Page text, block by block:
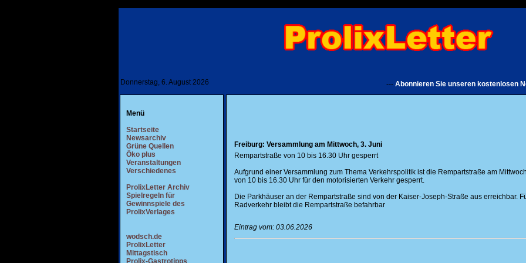
Donnerstag, 6. August 2026 Abonnieren Sie unseren kostenlosen
Menü
Startseite
Newsarchiv
Grüne Quellen
Öko plus
Veranstaltungen
Verschiedenes
ProlixLetter Archiv
Spielregeln für
Gewinnspiele des
ProlixVerlages
wodsch.de
ProlixLetter
Mittagstisch
Prolix-Gastrotipps
Freiburg: Versammlung am Mittwoch, 3. Juni
Rempartstraße von 10 bis 16.30 Uhr gesperrt
Aufgrund einer Versammlung zum Thema Verkehrspolitik ist die Rempartstraße am
von 10 bis 16.30 Uhr für den motorisierten Verkehr gesperrt.
Die Parkhäuser an der Rempartstraße sind von der Kaiser-Joseph-Straße aus erreichbar.
Radverkehr bleibt die Rempartstraße befahrbar
Eintrag vom: 03.06.2026